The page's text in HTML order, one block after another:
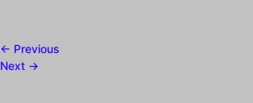
← Previous
Next →